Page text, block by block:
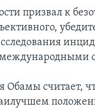
призвал к
международными
Обамы считает,